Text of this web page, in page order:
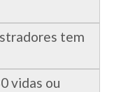
tem
vidas ou